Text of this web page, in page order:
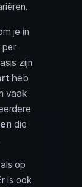
je in
per
zijn
heb
vaak
die
op
is ook